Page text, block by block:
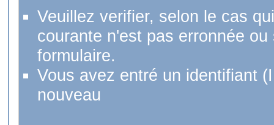
Veuillez verifier, selon le cas
courante n'est pas erronnée
formulaire.
Vous avez entré un identifiant
nouveau